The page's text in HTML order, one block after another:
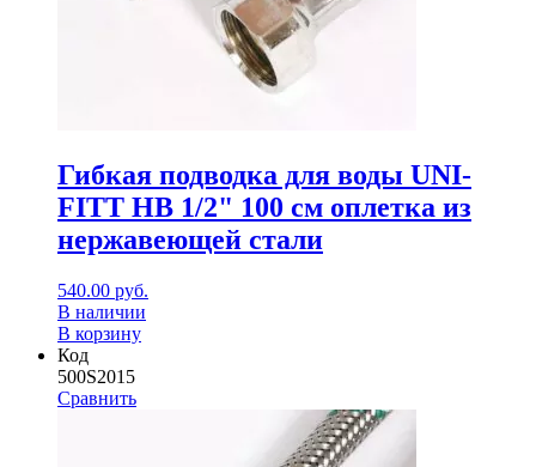
Гибкая подводка для воды UNI-
FITT НВ 1/2" 100 см оплетка из
нержавеющей стали
540.00 руб.
В наличии
В корзину
Код
500S2015
Сравнить